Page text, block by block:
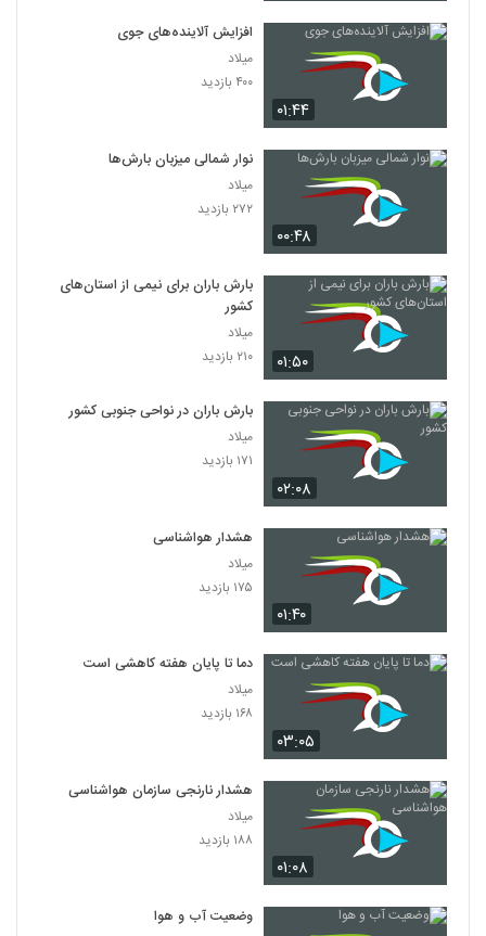
۰۱:۴۴
افزایش آلاینده‌های جوی
میلاد
۴۰۰ بازدید
۰۰:۴۸
نوار شمالی میزبان بارش‌ها
میلاد
۲۷۲ بازدید
۰۱:۵۰
بارش باران برای نیمی از استان‌های
کشور
میلاد
۲۱۰ بازدید
۰۲:۰۸
بارش باران در نواحی جنوبی کشور
میلاد
۱۷۱ بازدید
۰۱:۴۰
هشدار هواشناسی
میلاد
۱۷۵ بازدید
۰۳:۰۵
دما تا پایان هفته کاهشی است
میلاد
۱۶۸ بازدید
۰۱:۰۸
هشدار نارنجی سازمان هواشناسی
میلاد
۱۸۸ بازدید
وضعیت آب و هوا